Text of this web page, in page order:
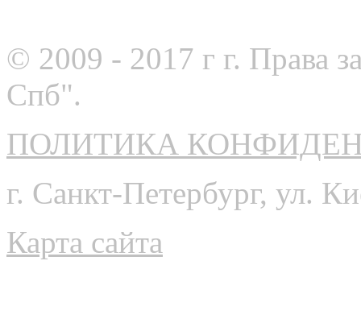
© 2009 - 2017 г г.
Спб".
ПОЛИТИКА
г. Санкт-Петербург, ул.
Карта сайта